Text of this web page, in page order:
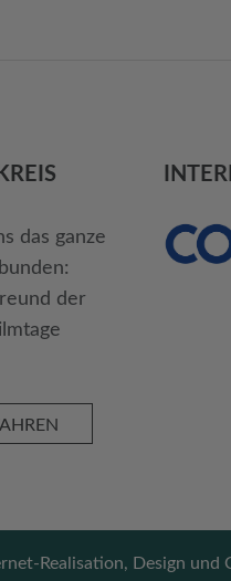
das ganze
der
Realisation, Design und